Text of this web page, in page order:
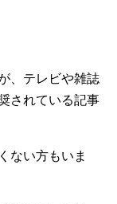
、テレビや雑誌
されている記事
ない方もいま